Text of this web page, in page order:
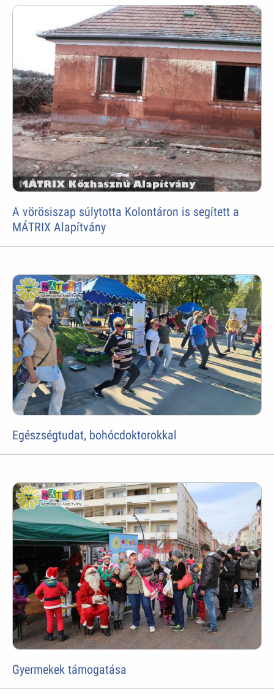
A vörösiszap súlytotta Kolontáron is segített a
MÁTRIX Alapítvány
Egészségtudat, bohócdoktorokkal
Gyermekek támogatása